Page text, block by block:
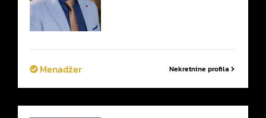
Menadžer Nekretnine profila